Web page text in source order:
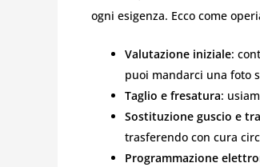
ogni esigenza. Ecco come
Valutazione iniziale:
puoi mandarci una foto
Taglio e fresatura:
Sostituzione guscio e
trasferendo con cura
Programmazione